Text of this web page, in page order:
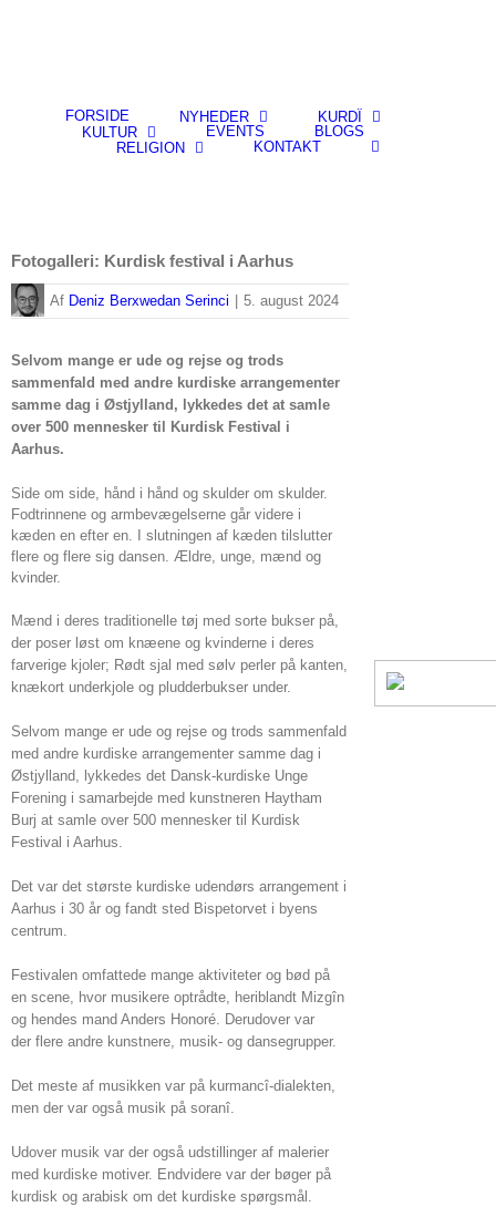
FORSIDE NYHEDER
KURDÎ
KULTUR
EVENTS
BLOGS
RELIGION
KONTAKT
Fotogalleri: Kurdisk festival i Aarhus
By Deniz Berxwedan Serinci 5. august 2024
Selvom mange er ude og rejse og trods
sammenfald med andre kurdiske arrangementer
samme dag i Østjylland, lykkedes det at samle
over 500 mennesker til Kurdisk Festival i
Aarhus.
Side om side, hånd i hånd og skulder om skulder.
Fodtrinnene og armbevægelserne går videre i
kæden en efter en. I slutningen af kæden tilslutter
flere og flere sig dansen. Ældre, unge, mænd og
kvinder.
Mænd i deres traditionelle tøj med sorte bukser på,
der poser løst om knæene og kvinderne i deres
farverige kjoler; Rødt sjal med sølv perler på kanten,
knækort underkjole og pludderbukser under.
Selvom mange er ude og rejse og trods sammenfald
med andre kurdiske arrangementer samme dag i
Østjylland, lykkedes det Dansk-kurdiske Unge
Forening i samarbejde med kunstneren Haytham
Burj at samle over 500 mennesker til Kurdisk
Festival i Aarhus.
Det var det største kurdiske udendørs arrangement i
Aarhus i 30 år og fandt sted Bispetorvet i byens
centrum.
Festivalen omfattede mange aktiviteter og bød på
en scene, hvor musikere optrådte, heriblandt Mizgîn
og hendes mand Anders Honoré. Derudover var
der flere andre kunstnere, musik- og dansegrupper.
Det meste af musikken var på kurmancî-dialekten,
men der var også musik på soranî.
Udover musik var der også udstillinger af malerier
med kurdiske motiver. Endvidere var der bøger på
kurdisk og arabisk om det kurdiske spørgsmål.